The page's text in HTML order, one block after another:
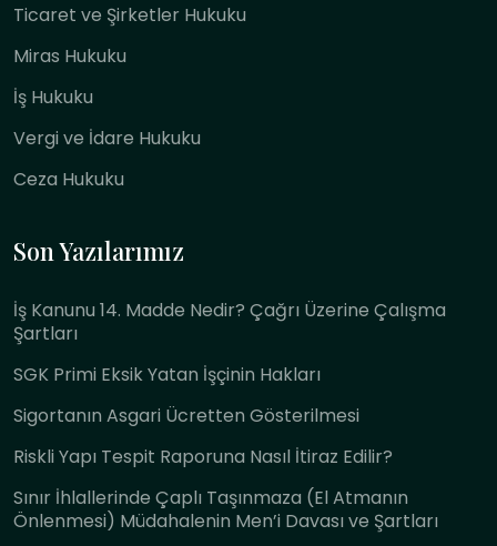
Ticaret ve Şirketler Hukuku
Miras Hukuku
İş Hukuku
Vergi ve İdare Hukuku
Ceza Hukuku
Son Yazılarımız
İş Kanunu 14. Madde Nedir? Çağrı Üzerine Çalışma
Şartları
SGK Primi Eksik Yatan İşçinin Hakları
Sigortanın Asgari Ücretten Gösterilmesi
Riskli Yapı Tespit Raporuna Nasıl İtiraz Edilir?
Sınır İhlallerinde Çaplı Taşınmaza (El Atmanın
Önlenmesi) Müdahalenin Men’i Davası ve Şartları